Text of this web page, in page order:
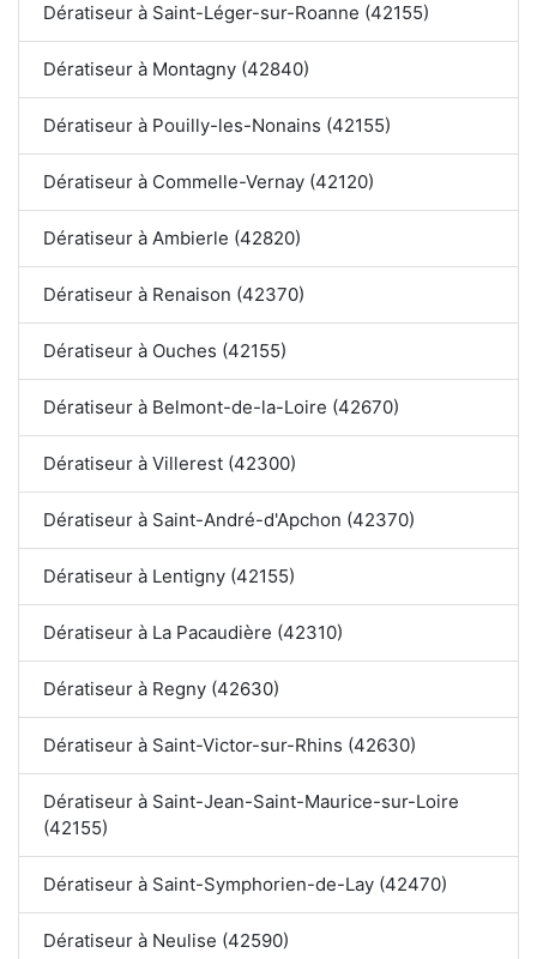
Dératiseur à Saint-Léger-sur-Roanne (42155)
Dératiseur à Montagny (42840)
Dératiseur à Pouilly-les-Nonains (42155)
Dératiseur à Commelle-Vernay (42120)
Dératiseur à Ambierle (42820)
Dératiseur à Renaison (42370)
Dératiseur à Ouches (42155)
Dératiseur à Belmont-de-la-Loire (42670)
Dératiseur à Villerest (42300)
Dératiseur à Saint-André-d'Apchon (42370)
Dératiseur à Lentigny (42155)
Dératiseur à La Pacaudière (42310)
Dératiseur à Regny (42630)
Dératiseur à Saint-Victor-sur-Rhins (42630)
Dératiseur à Saint-Jean-Saint-Maurice-sur-Loire
(42155)
Dératiseur à Saint-Symphorien-de-Lay (42470)
Dératiseur à Neulise (42590)